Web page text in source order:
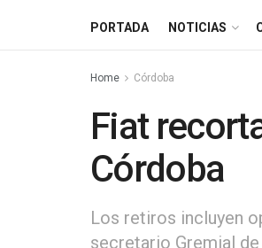
PORTADA NOTICIAS
Home Córdoba
Fiat
Córdoba
Los retiros incluyen
secretario Gremial